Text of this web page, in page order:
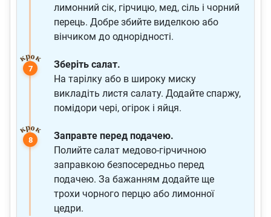
лимонний сік, гірчицю, мед, сіль і чорний
перець. Добре збийте виделкою або
вінчиком до однорідності.
Зберіть салат.
На тарілку або в широку миску
викладіть листя салату. Додайте спаржу,
помідори чері, огірок і яйця.
Заправте перед подачею.
Полийте салат медово-гірчичною
заправкою безпосередньо перед
подачею. За бажанням додайте ще
трохи чорного перцю або лимонної
цедри.